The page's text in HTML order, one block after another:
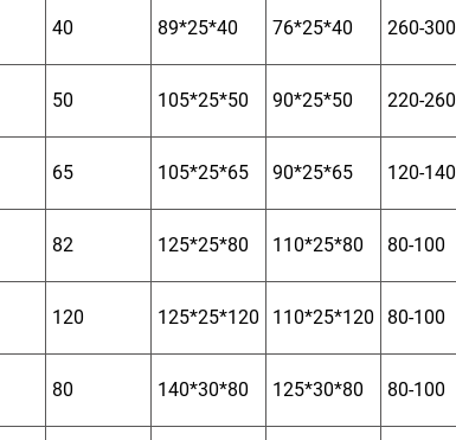
40 89*25*40 76*25*40 260-300
50 105*25*50 90*25*50 220-260
65 105*25*65 90*25*65 120-140
82 125*25*80 110*25*80 80-100
120 125*25*120 110*25*120 80-100
80 140*30*80 125*30*80 80-100